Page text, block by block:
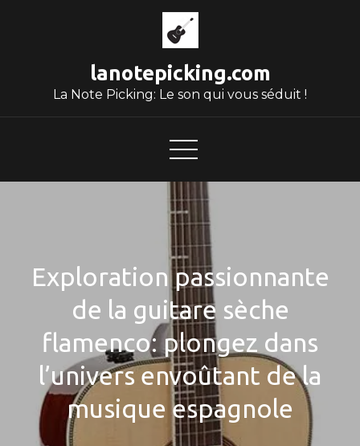
lanotepicking.com
La Note Picking: Le son qui vous séduit !
Exploration passionnante
de la guitare sèche
flamenco: plongez dans
l’univers envoûtant de la
musique espagnole